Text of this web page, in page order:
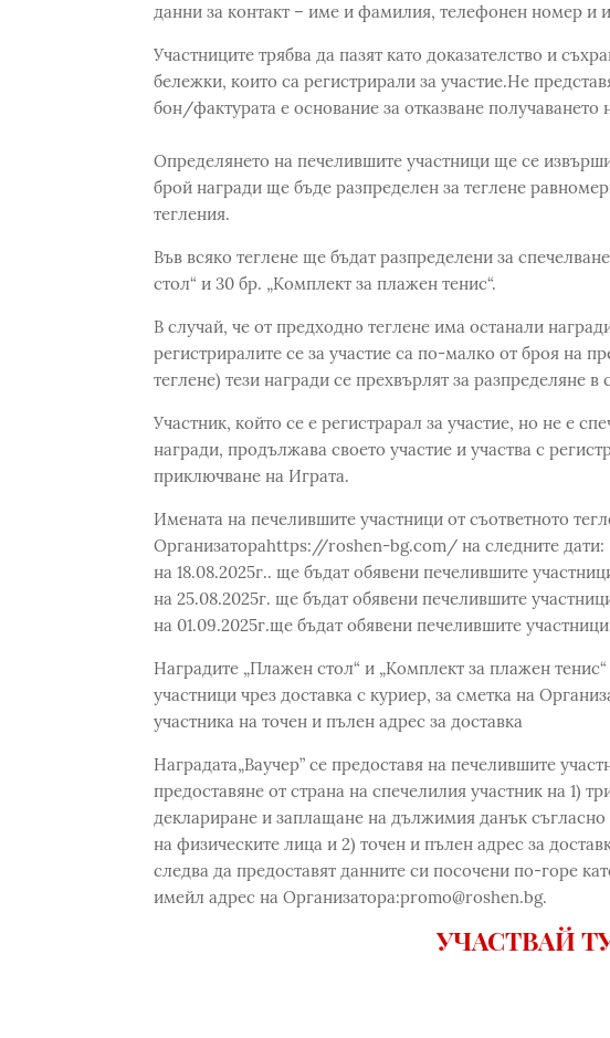
данни за контакт – име и фамилия, телефонен номер и
Участниците трябва да пазят като доказателство и
бележки, които са регистрирали за участие.Не
бон/фактурата е основание за отказване получаването
Определянето на печелившите участници ще се
брой награди ще бъде разпределен за теглене
тегления.
Във всяко теглене ще бъдат разпределени за
стол“ и 30 бр. „Комплект за плажен тенис“.
В случай, че от предходно теглене има останали
регистриралите се за участие са по-малко от броя на
теглене) тези награди се прехвърлят за разпределяне
Участник, който се е регистрарал за участие, но не е
награди, продължава своето участие и участва с
приключване на Играта.
Имената на печелившите участници от съответното
Организатораhttps://roshen-bg.com/ на следните дати:
на 18.08.2025г.. ще бъдат обявени печелившите
на 25.08.2025г. ще бъдат обявени печелившите
на 01.09.2025г.ще бъдат обявени печелившите
Наградите „Плажен стол“ и „Комплект за плажен
участници чрез доставка с куриер, за сметка на
участника на точен и пълен адрес за доставка
Наградата„Ваучер” се предоставя на печелившите
предоставяне от страна на спечелилия участник на 1)
деклариране и заплащане на дължимия данък съгласно
на физическите лица и 2) точен и пълен адрес за
следва да предоставят данните си посочени по-горе
имейл адрес на Организатора:promo@roshen.bg.
УЧАСТВАЙ